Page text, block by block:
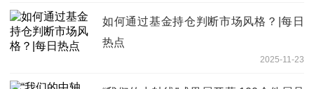
如何通过基金持仓判断市场风格？|每日
热点
2025-11-23